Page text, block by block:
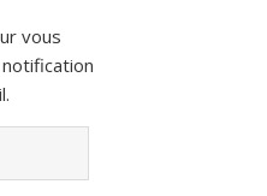
vous